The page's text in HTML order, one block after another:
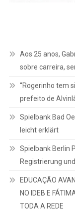
Aos 25 anos,
sobre carreira,
“Rogerinho tem
prefeito de
Spielbank Bad
leicht erklärt
Spielbank Berlin
Registrierung
EDUCAÇÃO
NO IDEB E
TODA A REDE